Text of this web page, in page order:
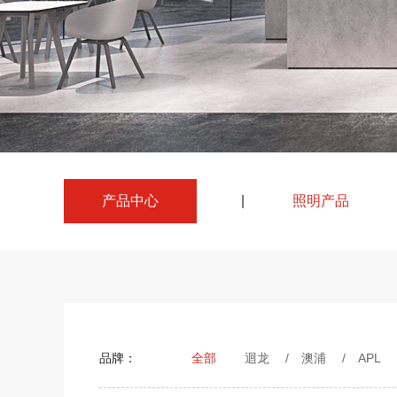
产品中心 照明产品
品牌： 全部 迴龙 / 澳浦 / APL